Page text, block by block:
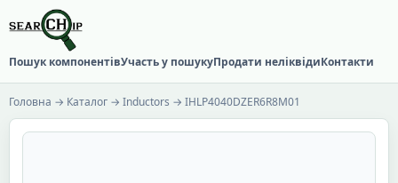
Пошук компонентівУчасть у пошукуПродати неліквідиКонтакти
Головна → Каталог → Inductors → IHLP4040DZER6R8M01